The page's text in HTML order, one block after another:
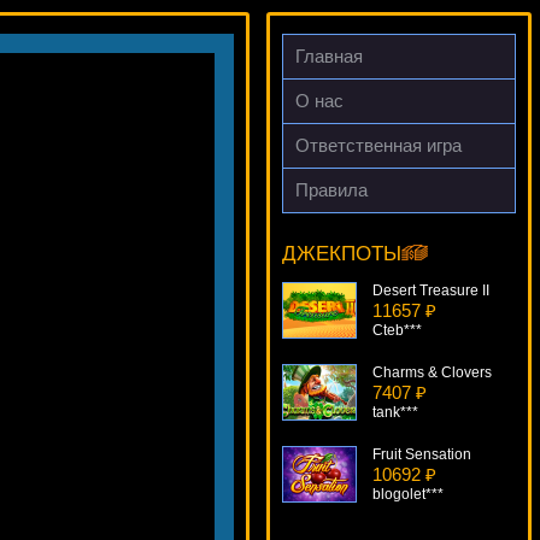
Главная
О нас
Ответственная игра
Правила
ДЖЕКПОТЫ
Lost
Panamer***
Desert Treasure II
11657 ₽
Cteb***
Charms & Clovers
7407 ₽
tank***
Fruit Sensation
10692 ₽
blogolet***